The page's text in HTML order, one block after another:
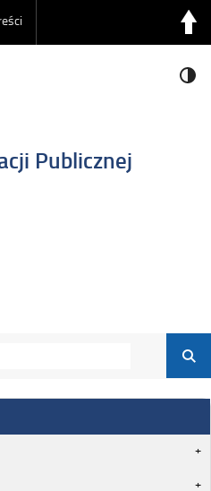
Publicznej